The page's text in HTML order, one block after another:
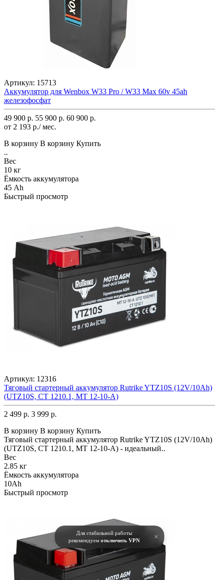
Для стабильной работы
рекомендуем отключить VPN ×
Артикул: 15713
Аккумулятор для Wenbox W33 Pro / W33 Max 60v 45ah
железофосфат
49 900 р. 55 900 р. 60 900 р.
от 2 193 р./ мес.
В корзину В корзину Купить
..
Вес
10 кг
Ёмкость аккумулятора
45 Ah
Быстрый просмотр
Артикул: 12316
Тяговый стартерный аккумулятор Rutrike YTZ10S (12V/10Ah)
(UTZ10S, CT 1210.1, MT 12-10-A)
2 499 р. 3 999 р.
В корзину В корзину Купить
Тяговый стартерный аккумулятор Rutrike YTZ10S (12V/10Ah)
(UTZ10S, CT 1210.1, MT 12-10-A) - идеальный..
Вес
2.85 кг
Ёмкость аккумулятора
10Ah
Быстрый просмотр